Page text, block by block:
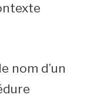
nom d’un